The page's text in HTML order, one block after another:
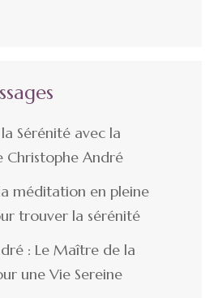
Sérénité avec la
André
méditation en pleine
trouver la sérénité
: Le Maître de la
une Vie Sereine